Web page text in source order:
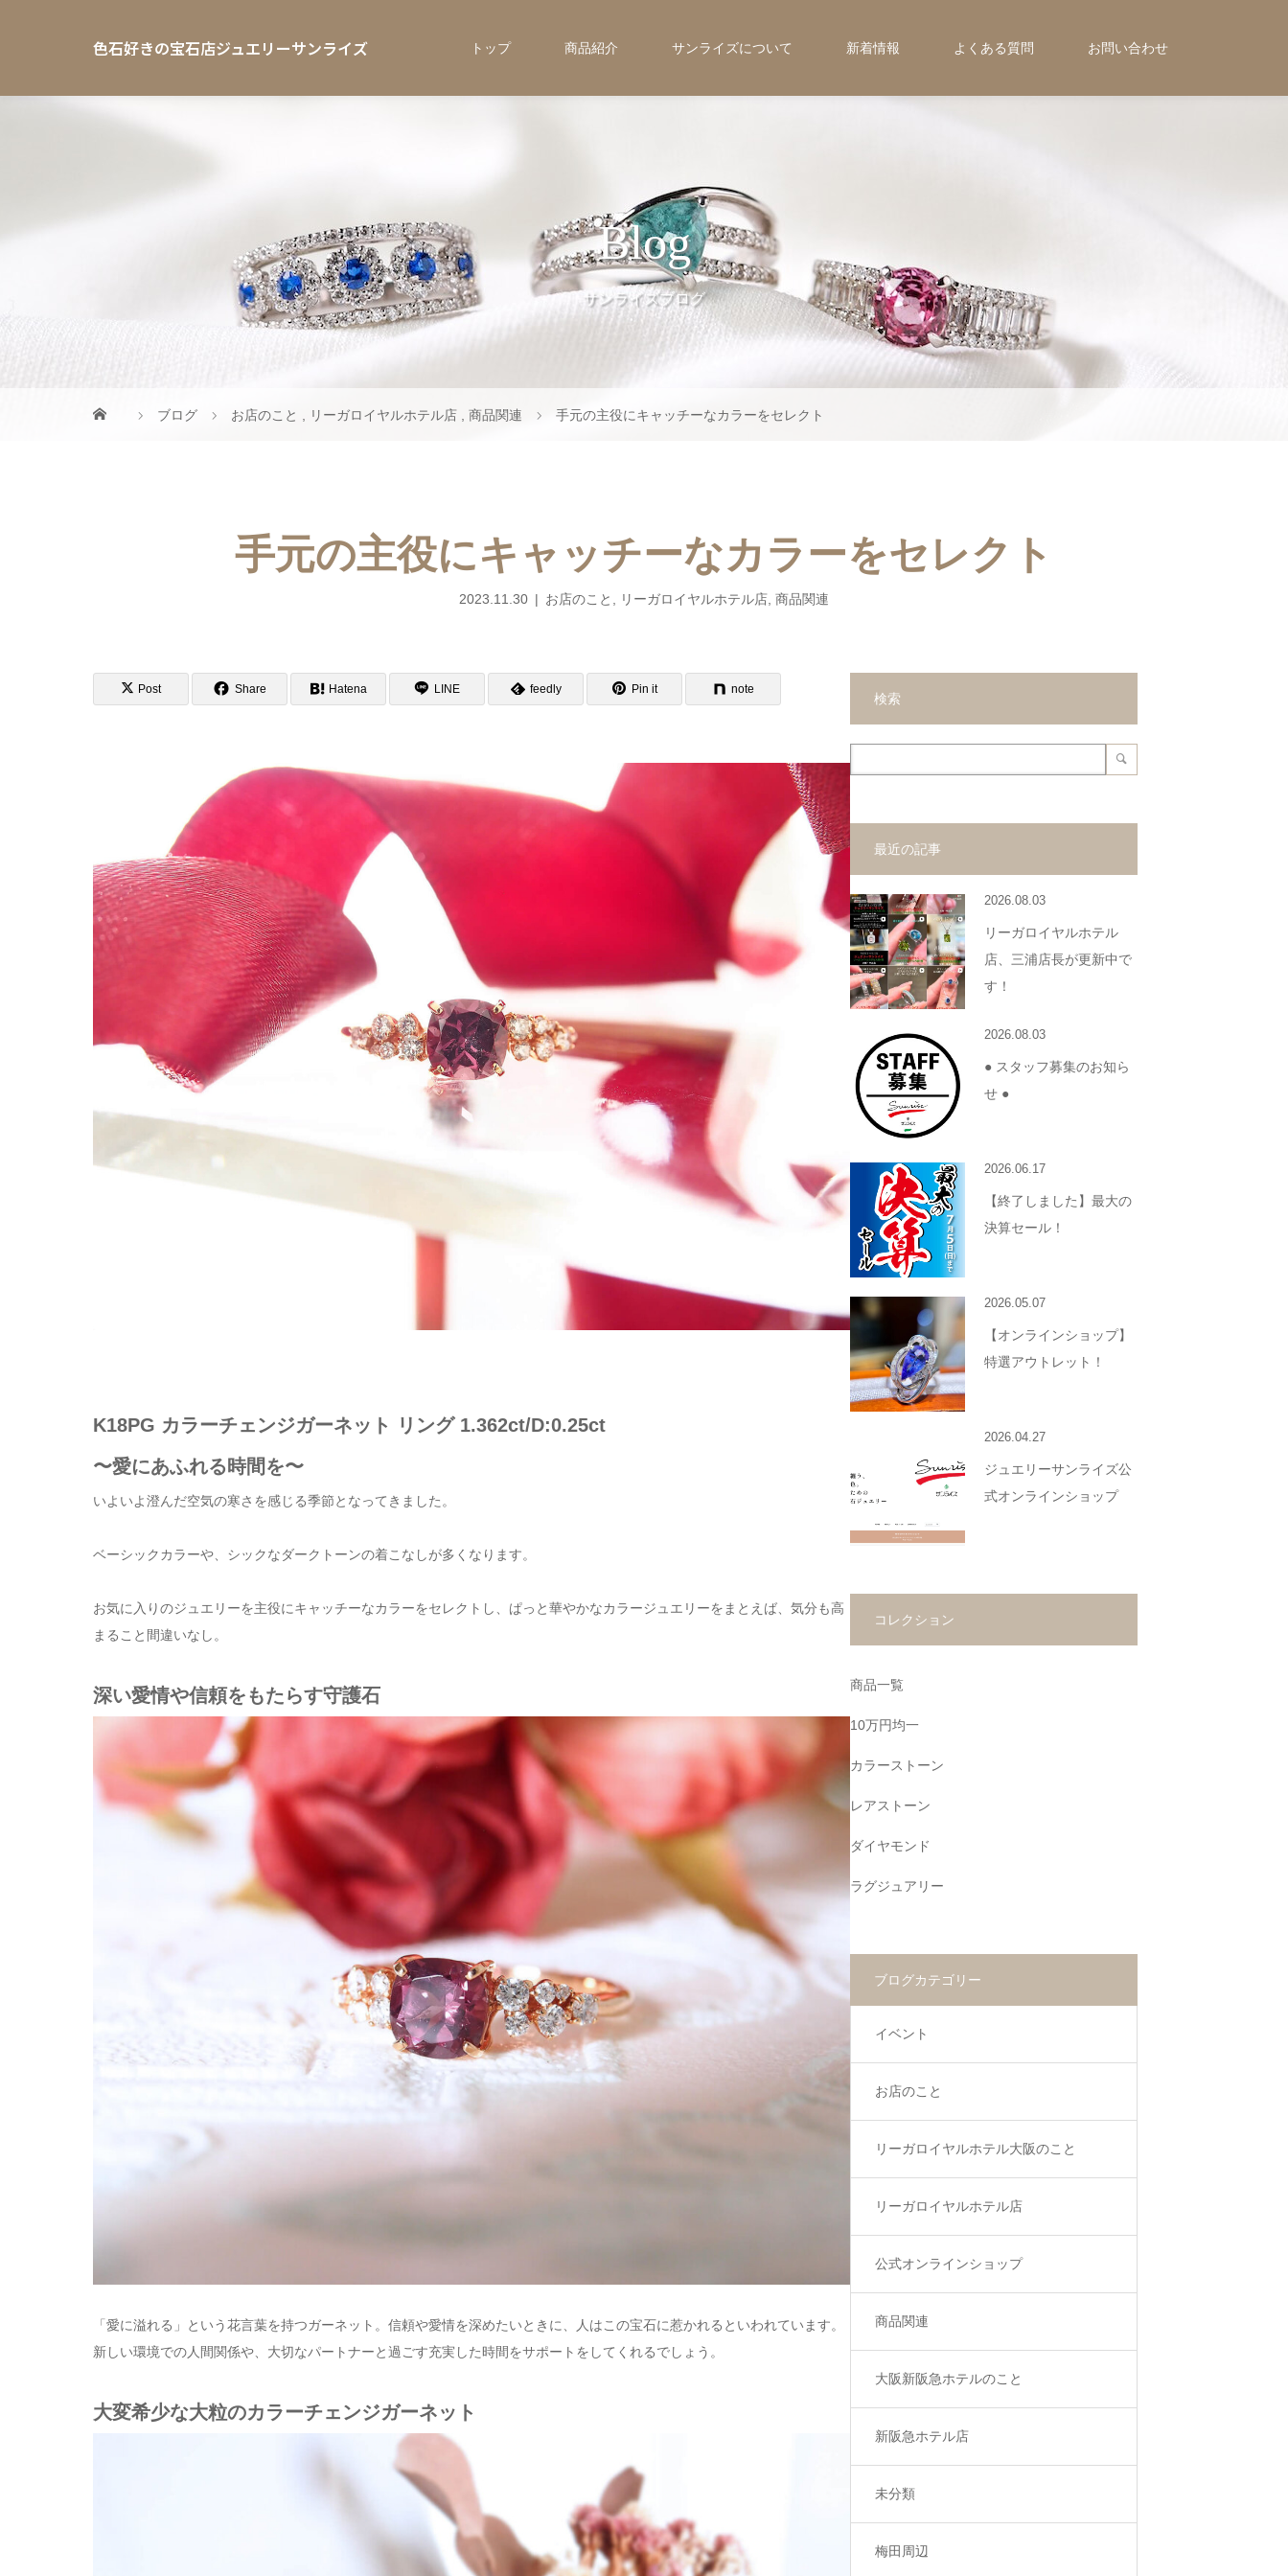
色石好きの宝石店ジュエリーサンライズ トップ 商品紹介 サンライズについて 新着情報 よくある質問 お問い合わせ
Blog
サンライズブログ
ブログ お店のこと リーガロイヤルホテル店 商品関連 手元の主役にキャッチーなカラーをセレクト
手元の主役にキャッチーなカラーをセレクト
2023.11.30 お店のこと リーガロイヤルホテル店 商品関連
Post Share Hatena LINE feedly Pin it note
K18PG カラーチェンジガーネット リング 1.362ct/D:0.25ct
〜愛にあふれる時間を〜
いよいよ澄んだ空気の寒さを感じる季節となってきました。
ベーシックカラーや、シックなダークトーンの着こなしが多くなります。
お気に入りのジュエリーを主役にキャッチーなカラーをセレクトし、ぱっと華やかなカラージュエリーをまとえば、気分も高
まること間違いなし。
深い愛情や信頼をもたらす守護石
「愛に溢れる」という花言葉を持つガーネット。信頼や愛情を深めたいときに、人はこの宝石に惹かれるといわれています。
新しい環境での人間関係や、大切なパートナーと過ごす充実した時間をサポートをしてくれるでしょう。
大変希少な大粒のカラーチェンジガーネット
検索
最近の記事
2026.08.03
リーガロイヤルホテル
店、三浦店長が更新中で
す！
2026.08.03
● スタッフ募集のお知ら
せ ●
2026.06.17
【終了しました】最大の
決算セール！
2026.05.07
【オンラインショップ】
特選アウトレット！
2026.04.27
ジュエリーサンライズ公
式オンラインショップ
コレクション
商品一覧
10万円均一
カラーストーン
レアストーン
ダイヤモンド
ラグジュアリー
ブログカテゴリー
イベント
お店のこと
リーガロイヤルホテル大阪のこと
リーガロイヤルホテル店
公式オンラインショップ
商品関連
大阪新阪急ホテルのこと
新阪急ホテル店
未分類
梅田周辺